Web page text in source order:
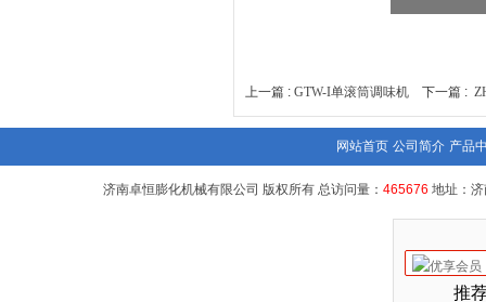
上一篇 : GTW-I单滚筒调味机 下一篇 :
网站首页 公司简介 产品
济南卓恒膨化机械有限公司 版权所有 总访问量： 465676 地址：
推